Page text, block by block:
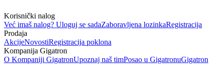
Korisnički nalog
Već imaš nalog? Uloguj se sadaZaboravljena lozinkaRegistracija
Prodaja
AkcijeNovostiRegistracija poklona
Kompanija Gigatron
O Kompaniji GigatronUpoznaj naš timPosao u GigatronuGigatron